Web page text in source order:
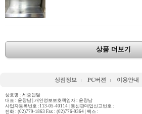
상품 더보기
상점정보 PC버젼 이용안내
상호명 : 세종덴탈
대표 : 윤창남 | 개인정보보호책임자 : 윤창남
사업자등록번호 :113-05-40114 | 통신판매업신고번호 :
전화 : (02)779-1863 Fax : (02)776-9364 | 팩스 :